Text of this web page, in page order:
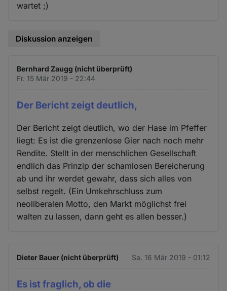
wartet ;)
Diskussion anzeigen
Bernhard Zaugg (nicht überprüft)
Fr. 15 Mär 2019 - 22:44
Der Bericht zeigt deutlich,
Der Bericht zeigt deutlich, wo der Hase im Pfeffer
liegt: Es ist die grenzenlose Gier nach noch mehr
Rendite. Stellt in der menschlichen Gesellschaft
endlich das Prinzip der schamlosen Bereicherung
ab und ihr werdet gewahr, dass sich alles von
selbst regelt. (Ein Umkehrschluss zum
neoliberalen Motto, den Markt möglichst frei
walten zu lassen, dann geht es allen besser.)
Dieter Bauer (nicht überprüft) Sa. 16 Mär 2019 - 01:12
Es ist fraglich, ob die